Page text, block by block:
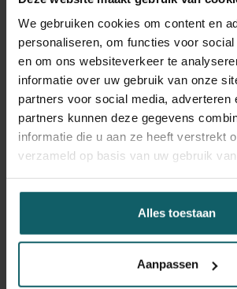
We gebruiken cookies om content en
personaliseren, om functies voor
en om ons websiteverkeer te
informatie over uw gebruik van onze
partners voor social media, adverteren
partners kunnen deze gegevens
informatie die u aan ze heeft verstrekt
verzameld op basis van uw gebruik
Alles toestaan
Aanpassen